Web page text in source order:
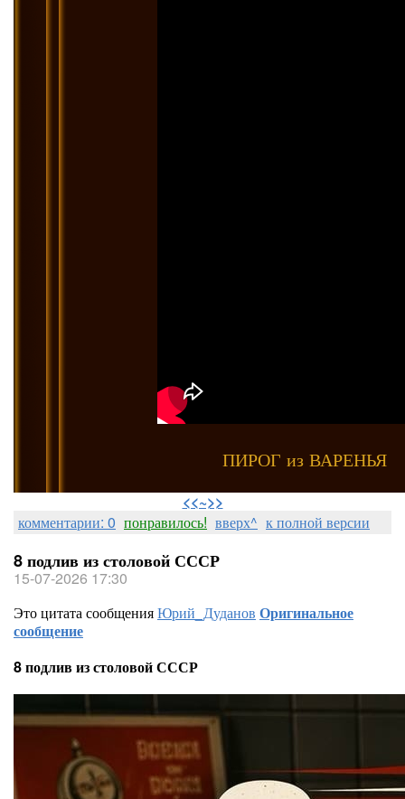
ПИРОГ из ВАРЕНЬЯ
<<~>>
комментарии: 0 понравилось! вверх^ к полной версии
8 подлив из столовой СССР
15-07-2026 17:30
Это цитата сообщенияЮрий_Дуданов Оригинальное
сообщение
8 подлив из столовой СССР